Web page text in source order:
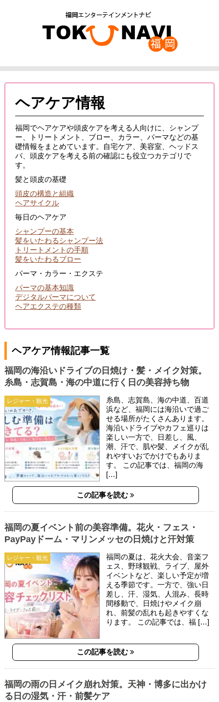
ヘアケア情報
福岡でヘアケアや頭皮ケアを考える人向けに、シャンプ
ー、トリートメント、ブロー、カラー、パーマなどの基
礎情報をまとめています。自宅ケア、美容室、ヘッドス
パ、頭皮ケアを考える前の確認にも役立つカテゴリで
す。
髪と頭皮の基礎
頭皮の構造と組織
ヘアサイクル
毎日のヘアケア
シャンプーの基本
髪をいたわるシャンプー法
トリートメントの手順
髪をいたわるブロー
パーマ・カラー・エクステ
パーマの基本知識
デジタルパーマについて
ヘアエクステの種類
ヘアケア情報記事一覧
レジャー・観光
福岡の海沿いドライブの日焼け・髪・メイク対策。
糸島・志賀島・海の中道に行く日の美容持ち物
糸島、志賀島、海の中道、百道
浜など、福岡には海沿いで過ご
せる場所がたくさんあります。
海沿いドライブやカフェ巡りは
楽しい一方で、日差し、風、
潮、汗で、肌や髪、メイクが乱
れやすいおでかけでもありま
す。 この記事では、福岡の海
[…]
この記事を読む
レジャー・観光
福岡の夏イベント前の美容準備。花火・フェス・
PayPayドーム・マリンメッセの日焼けと汗対策
福岡の夏は、花火大会、音楽フ
ェス、野球観戦、ライブ、屋外
イベントなど、楽しい予定が増
える季節です。一方で、強い日
差し、汗、湿気、人混み、長時
間移動で、日焼けやメイク崩
れ、前髪の乱れも起きやすくな
ります。 この記事では、福 […]
この記事を読む
福岡の雨の日メイク崩れ対策。天神・博多に出かけ
る日の湿気・汗・前髪ケア